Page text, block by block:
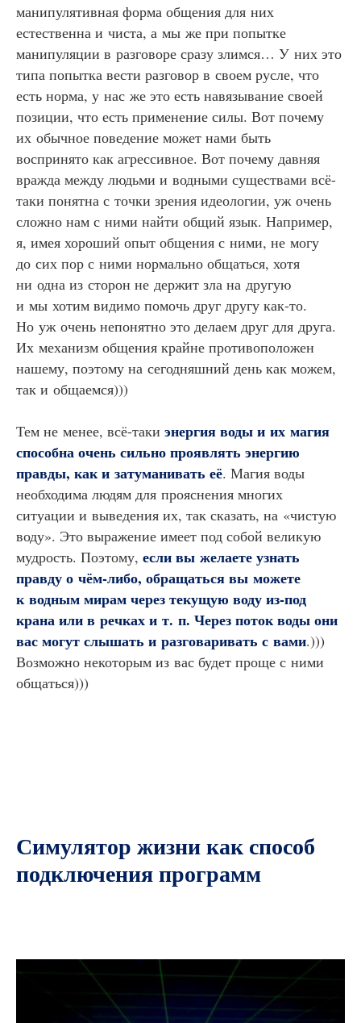
манипулятивная форма общения для них
естественна и чиста, а мы же при попытке
манипуляции в разговоре сразу злимся… У них это
типа попытка вести разговор в своем русле, что
есть норма, у нас же это есть навязывание своей
позиции, что есть применение силы. Вот почему
их обычное поведение может нами быть
воспринято как агрессивное. Вот почему давняя
вражда между людьми и водными существами всё-
таки понятна с точки зрения идеологии, уж очень
сложно нам с ними найти общий язык. Например,
я, имея хороший опыт общения с ними, не могу
до сих пор с ними нормально общаться, хотя
ни одна из сторон не держит зла на другую
и мы хотим видимо помочь друг другу как-то.
Но уж очень непонятно это делаем друг для друга.
Их механизм общения крайне противоположен
нашему, поэтому на сегодняшний день как можем,
так и общаемся)))
Тем не менее, всё-таки энергия воды и их магия
способна очень сильно проявлять энергию
правды, как и затуманивать её. Магия воды
необходима людям для прояснения многих
ситуации и выведения их, так сказать, на «чистую
воду». Это выражение имеет под собой великую
мудрость. Поэтому, если вы желаете узнать
правду о чём-либо, обращаться вы можете
к водным мирам через текущую воду из-под
крана или в речках и т. п. Через поток воды они
вас могут слышать и разговаривать с вами.)))
Возможно некоторым из вас будет проще с ними
общаться)))
Симулятор жизни как способ
подключения программ